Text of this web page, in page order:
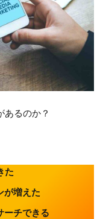
あるのか？
た
が増えた
ーチできる